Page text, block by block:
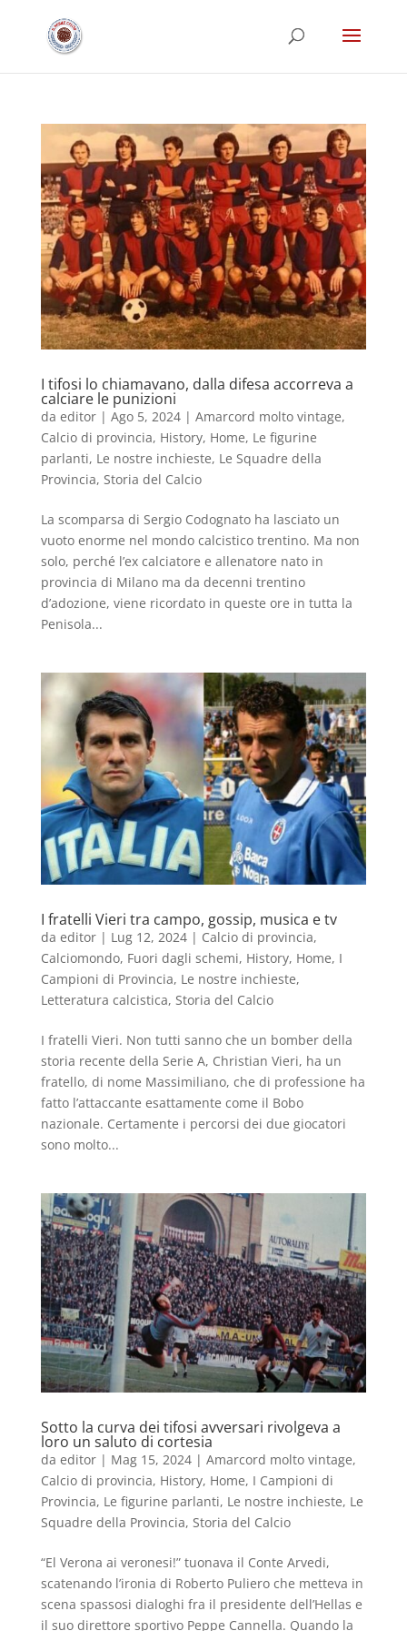
I tifosi lo chiamavano, dalla difesa accorreva a
calciare le punizioni
da editor| Ago 5, 2024| Amarcord molto vintage,
Calcio di provincia, History, Home, Le figurine
parlanti, Le nostre inchieste, Le Squadre della
Provincia, Storia del Calcio
La scomparsa di Sergio Codognato ha lasciato un
vuoto enorme nel mondo calcistico trentino. Ma non
solo, perché l’ex calciatore e allenatore nato in
provincia di Milano ma da decenni trentino
d’adozione, viene ricordato in queste ore in tutta la
Penisola...
I fratelli Vieri tra campo, gossip, musica e tv
da editor| Lug 12, 2024| Calcio di provincia,
Calciomondo, Fuori dagli schemi, History, Home, I
Campioni di Provincia, Le nostre inchieste,
Letteratura calcistica, Storia del Calcio
I fratelli Vieri. Non tutti sanno che un bomber della
storia recente della Serie A, Christian Vieri, ha un
fratello, di nome Massimiliano, che di professione ha
fatto l’attaccante esattamente come il Bobo
nazionale. Certamente i percorsi dei due giocatori
sono molto...
Sotto la curva dei tifosi avversari rivolgeva a
loro un saluto di cortesia
da editor| Mag 15, 2024| Amarcord molto vintage,
Calcio di provincia, History, Home, I Campioni di
Provincia, Le figurine parlanti, Le nostre inchieste, Le
Squadre della Provincia, Storia del Calcio
“El Verona ai veronesi!” tuonava il Conte Arvedi,
scatenando l’ironia di Roberto Puliero che metteva in
scena spassosi dialoghi fra il presidente dell’Hellas e
il suo direttore sportivo Peppe Cannella. Quando la